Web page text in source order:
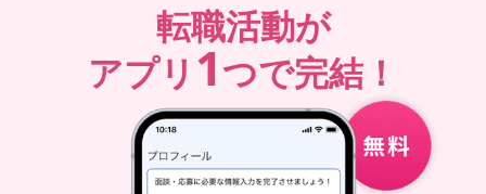
転職活動が
アプリ 1つで完結！